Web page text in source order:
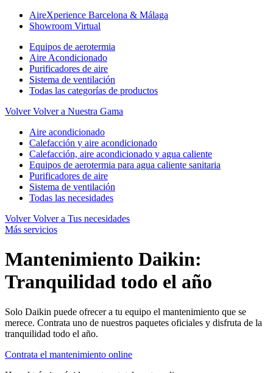
AireXperience Barcelona & Málaga
Showroom Virtual
Equipos de aerotermia
Aire Acondicionado
Purificadores de aire
Sistema de ventilación
Todas las categorías de productos
Volver Volver a Nuestra Gama
Aire acondicionado
Calefacción y aire acondicionado
Calefacción, aire acondicionado y agua caliente
Equipos de aerotermia para agua caliente sanitaria
Purificadores de aire
Sistema de ventilación
Todas las necesidades
Volver Volver a Tus necesidades
Más servicios
Mantenimiento Daikin:
Tranquilidad todo el año
Solo Daikin puede ofrecer a tu equipo el mantenimiento que se
merece. Contrata uno de nuestros paquetes oficiales y disfruta de la
tranquilidad todo el año.
Contrata el mantenimiento online